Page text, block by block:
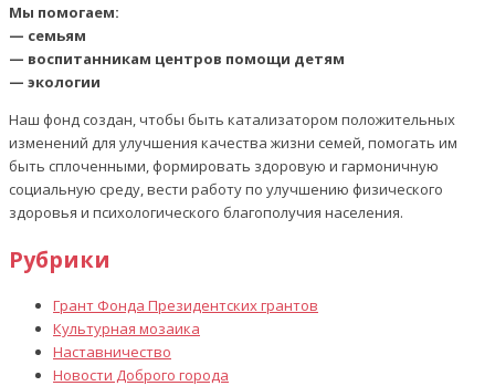
Мы помогаем:
— семьям
— воспитанникам центров помощи детям
— экологии
Наш фонд создан, чтобы быть катализатором положительных
изменений для улучшения качества жизни семей, помогать им
быть сплоченными, формировать здоровую и гармоничную
социальную среду, вести работу по улучшению физического
здоровья и психологического благополучия населения.
Рубрики
Грант Фонда Президентских грантов
Культурная мозаика
Наставничество
Новости Доброго города